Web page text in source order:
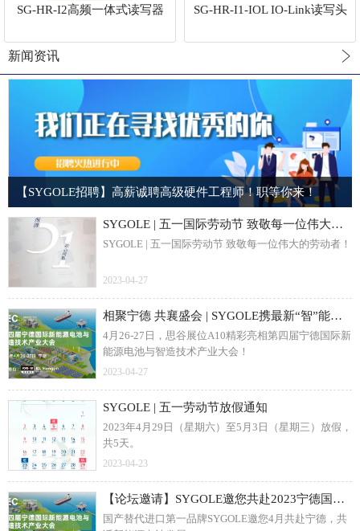
SG-HR-I2高频一体式读写器 SG-HR-I1-IOL IO-Link读写头
新闻资讯
【SYGOLE招聘】高薪诚聘高级硬件工程师！职等你来！
SYGOLE | 五一国际劳动节 致敬每一位伟大的劳动者！
SYGOLE | 五一国际劳动节 致敬每一位伟大的劳动者！
2023-04-27
相聚宁德 共襄盛会 | SYGOLE携最新“智”能方案亮相宁德国际新能源电池大会，共话智慧能源未来发展！
4月26-27日，思谷展位A10精彩亮相第四届宁德国际新
能源电池与智造技术产业大会！
2023-04-27
SYGOLE | 五一劳动节放假通知
2023年4月29日（星期六）至5月3日（星期三）放假，
共5天。
2023-04-23
【论坛邀请】SYGOLE邀您共赴2023宁德国际新能源电池与智造技术产业大会
国产替代进口第一品牌SYGOLE邀您4月共赴宁德，共